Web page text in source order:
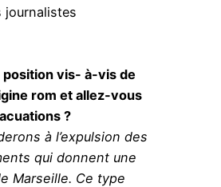
journalistes
vis- à-vis de
rom et allez-vous
?
à l’expulsion des
qui donnent une
Marseille. Ce type